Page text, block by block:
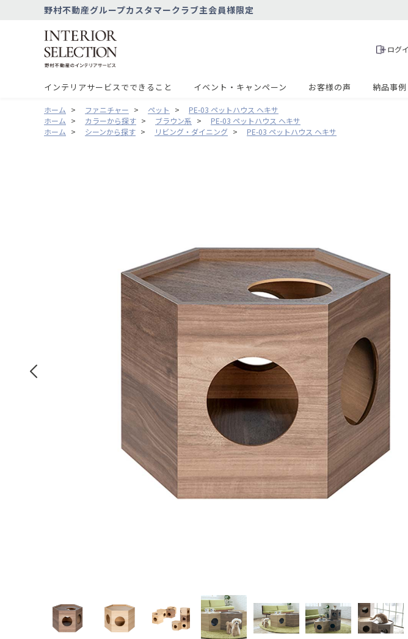
野村不動産グループカスタマークラブ主会員様限定
ログ
インテリアサービスでできること イベント・キャンペーン お客様の声 納品事例
ホーム > ファニチャー > ペット >
PE-03 ペットハウス ヘキサ
ホーム > カラーから探す > ブラウン系 >
PE-03 ペットハウス ヘキサ
ホーム > シーンから探す > リビング・ダイニング > PE-03 ペットハウス ヘキサ